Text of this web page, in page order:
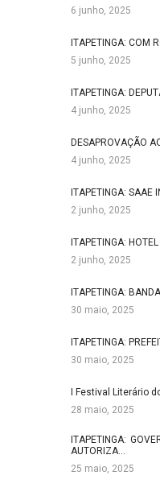
6 junho, 2025
ITAPETINGA: COM
5 junho, 2025
ITAPETINGA:
4 junho, 2025
DESAPROVAÇÃO
4 junho, 2025
ITAPETINGA: SAAE
2 junho, 2025
ITAPETINGA:
2 junho, 2025
ITAPETINGA:
30 maio, 2025
ITAPETINGA:
30 maio, 2025
I Festival Literário
28 maio, 2025
ITAPETINGA:
AUTORIZA…
25 maio, 2025